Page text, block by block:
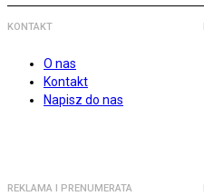
KONTAKT
O nas
Kontakt
Napisz do nas
REKLAMA I PRENUMERATA